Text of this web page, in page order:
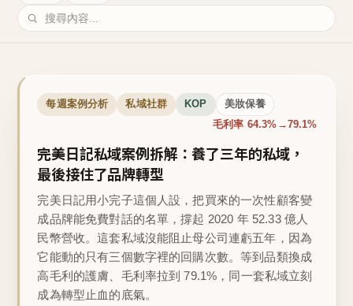
每週案例分析 私域社群 KOP 美妝保養
毛利率 64.3%→79.1%
完美日記私域案例拆解：養了三年的私域，
最後接住了品牌轉型
完美日記用小完子這個人設，把買來的一次性顧客變
成品牌能免費對話的名單，撐起 2020 年 52.33 億人
民幣營收。這套私域沒能阻止母公司連虧五年，因為
它能動的只有三個數字裡的回購次數。等到品類換成
高毛利的護膚、毛利率拉到 79.1%，同一套私域立刻
成為轉型止血的底氣。